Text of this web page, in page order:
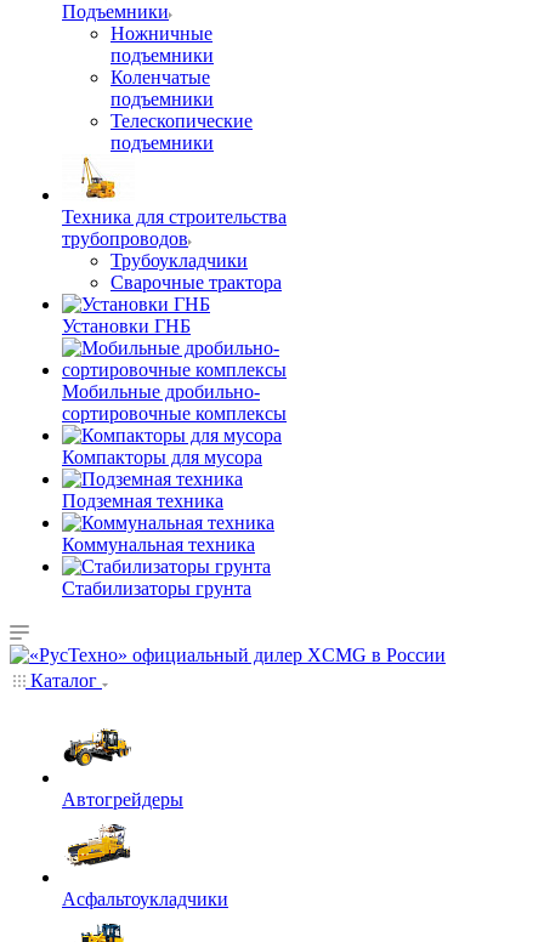
Подъемники
Ножничные
подъемники
Коленчатые
подъемники
Телескопические
подъемники
Техника для строительства
трубопроводов
Трубоукладчики
Сварочные трактора
Установки ГНБ
Мобильные дробильно-
сортировочные комплексы
Компакторы для мусора
Подземная техника
Коммунальная техника
Стабилизаторы грунта
Каталог
Автогрейдеры
Асфальтоукладчики